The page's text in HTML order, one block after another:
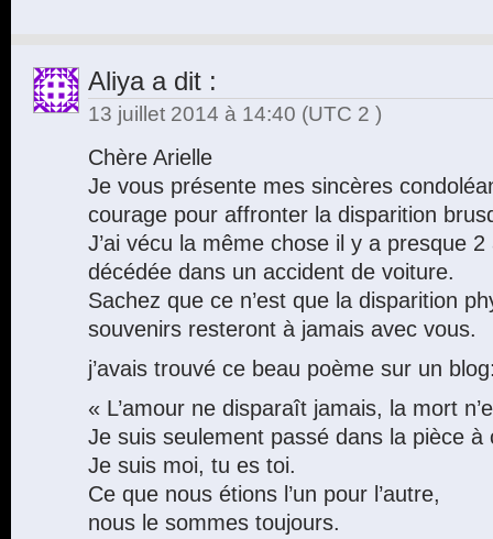
Aliyaa dit :
13 juillet 2014 à 14:40 (UTC 2 )
Chère Arielle
Je vous présente mes sincères
courage pour affronter la disparition
J’ai vécu la même chose il y a presque
décédée dans un accident de voiture.
Sachez que ce n’est que la disparition
souvenirs resteront à jamais avec vous.
j’avais trouvé ce beau poème sur un
« L’amour ne disparaît jamais, la mort
Je suis seulement passé dans la pièce à
Je suis moi, tu es toi.
Ce que nous étions l’un pour l’autre,
nous le sommes toujours.